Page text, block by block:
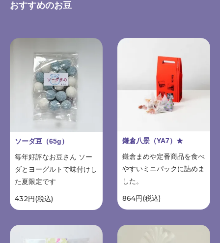
おすすめのお豆
ソーダ豆（65g）
毎年好評なお豆さん ソー
ダとヨーグルトで味付けし
た夏限定です
432円(税込)
鎌倉八景（YA7）★
鎌倉まめや定番商品を食べ
やすいミニパックに詰めま
した。
864円(税込)